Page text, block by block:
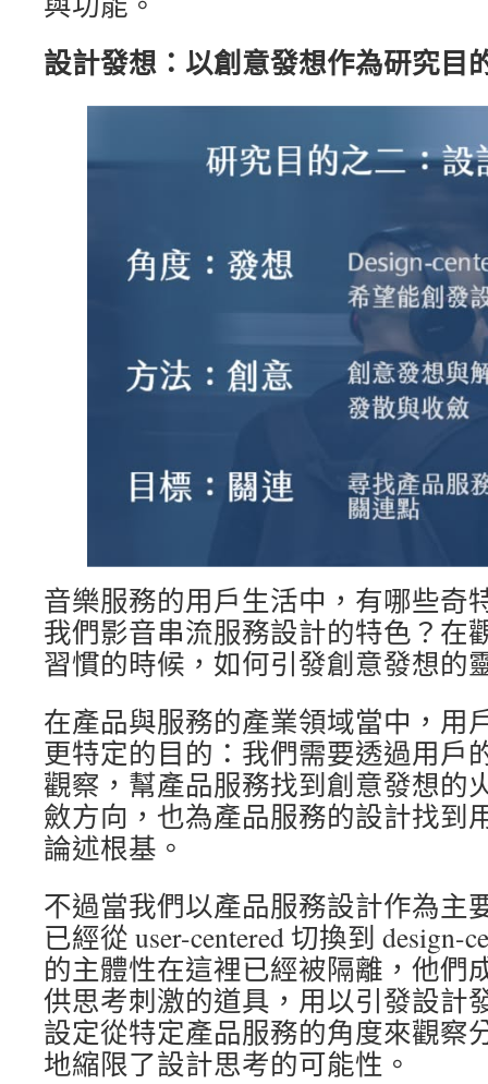
設計發想：以創意發想作為研究目
音樂服務的用戶生活中，有哪些奇
我們影音串流服務設計的特色？在
習慣的時候，如何引發創意發想的
在產品與服務的產業領域當中，用
更特定的目的：我們需要透過用戶
觀察，幫產品服務找到創意發想的
斂方向，也為產品服務的設計找到
論述根基。
不過當我們以產品服務設計作為主
已經從 user-centered 切換到 design-
的主體性在這裡已經被隔離，他們
供思考刺激的道具，用以引發設計
設定從特定產品服務的角度來觀察
地縮限了設計思考的可能性。